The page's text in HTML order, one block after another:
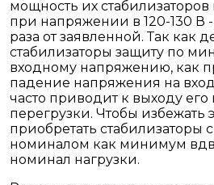
мощность их стабилизаторов
при напряжении в 120-130 В
раза от заявленной. Так как
стабилизаторы защиту по
входному напряжению, как
падение напряжения на
часто приводит к выходу его
перегрузки. Чтобы избежать
приобретать стабилизаторы
номиналом как минимум
номинал нагрузки.